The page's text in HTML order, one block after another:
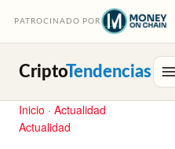
PATROCINADO POR
CriptoTendencias
Inicio · Actualidad
Actualidad